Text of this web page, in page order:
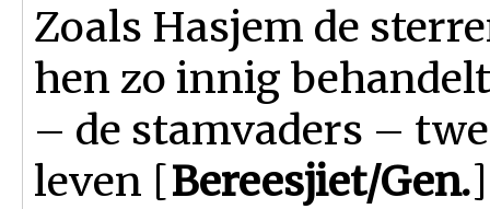
Zoals Hasjem de
hen zo innig
– de stamvaders –
leven [Bereesjiet/Gen.